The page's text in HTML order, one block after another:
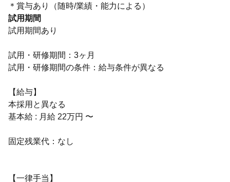
＊賞与あり（随時/業績・能力による）
試用期間
試用期間あり
試用・研修期間：3ヶ月
試用・研修期間の条件：給与条件が異なる
【給与】
本採用と異なる
基本給 : 月給 22万円 〜
固定残業代：なし
【一律手当】